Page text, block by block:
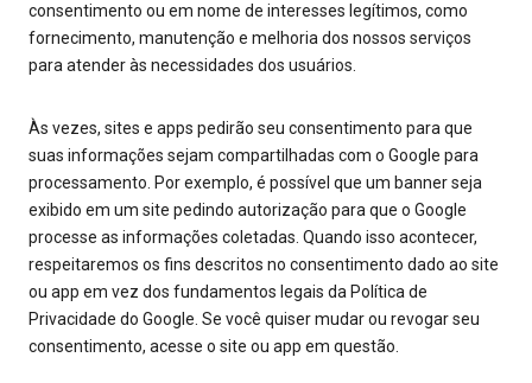
consentimento ou em nome de interesses legítimos, como
fornecimento, manutenção e melhoria dos nossos serviços
para atender às necessidades dos usuários.
Às vezes, sites e apps pedirão seu consentimento para que
suas informações sejam compartilhadas com o Google para
processamento. Por exemplo, é possível que um banner seja
exibido em um site pedindo autorização para que o Google
processe as informações coletadas. Quando isso acontecer,
respeitaremos os fins descritos no consentimento dado ao site
ou app em vez dos fundamentos legais da Política de
Privacidade do Google. Se você quiser mudar ou revogar seu
consentimento, acesse o site ou app em questão.